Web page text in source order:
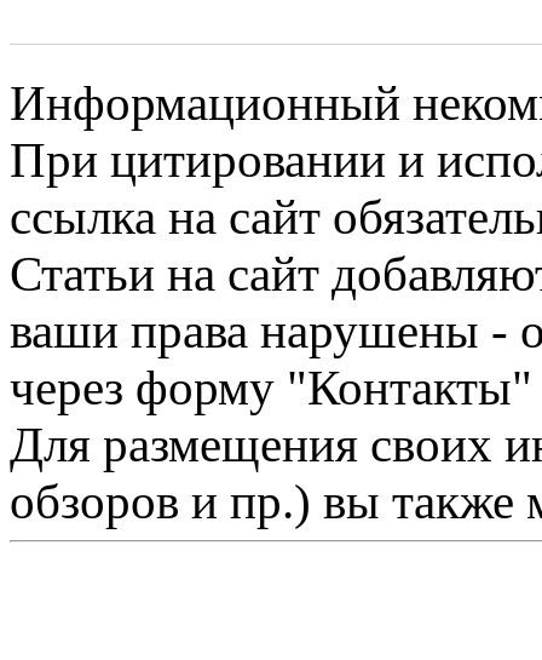
Информационный
При цитировании и
ссылка на сайт
Статьи на сайт
ваши права нарушены -
через форму "Контакты"
Для размещения своих
обзоров и пр.) вы также